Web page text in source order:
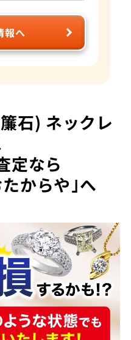
報へ
石) ネックレ
定なら
からや｣へ